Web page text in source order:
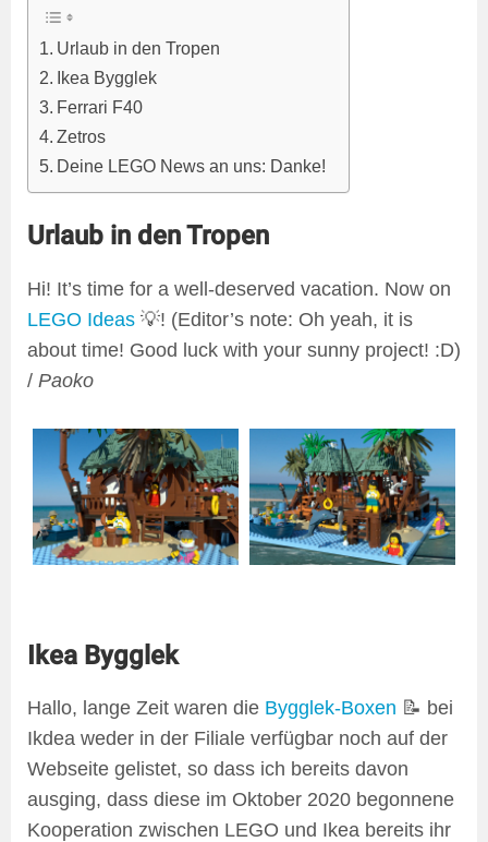
Urlaub in den Tropen
Ikea Bygglek
Ferrari F40
Zetros
Deine LEGO News an uns: Danke!
Urlaub in den Tropen
Hi! It’s time for a well-deserved vacation. Now on
LEGO Ideas 💡! (Editor’s note: Oh yeah, it is
about time! Good luck with your sunny project! :D)
/ Paoko
Ikea Bygglek
Hallo, lange Zeit waren die Bygglek-Boxen 📝 bei
Ikdea weder in der Filiale verfügbar noch auf der
Webseite gelistet, so dass ich bereits davon
ausging, dass diese im Oktober 2020 begonnene
Kooperation zwischen LEGO und Ikea bereits ihr